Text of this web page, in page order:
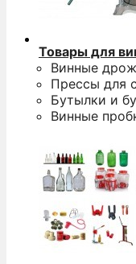
Товары для
Винные
Прессы для
Бутылки и
Винные